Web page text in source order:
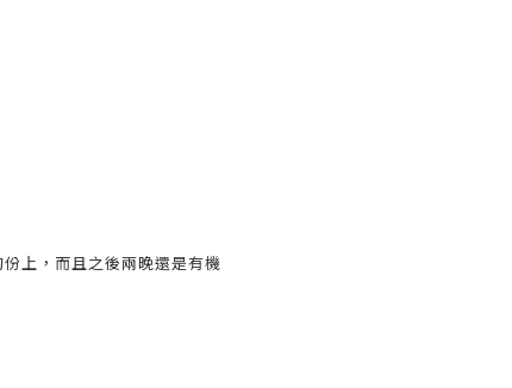
上，而且之後兩晚還是有機